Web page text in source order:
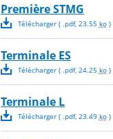
Première STMG
Télécharger( .pdf, 23.55 ko)
Terminale ES
Télécharger( .pdf, 24.25 ko)
Terminale L
Télécharger( .pdf, 23.49 ko)